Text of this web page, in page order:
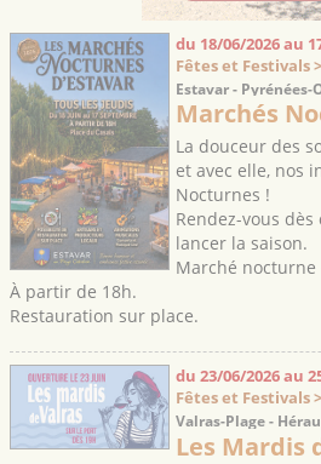
du 18/06/2026 au
Fêtes et Festivals
Estavar -
Marchés
​La douceur des
et avec elle, nos
Nocturnes !
​Rendez-vous
lancer la saison.
Marché nocturne
À partir de 18h.
Restauration sur place.
du 23/06/2026 au
Fêtes et Festivals
Valras-Plage -
Les Mardis